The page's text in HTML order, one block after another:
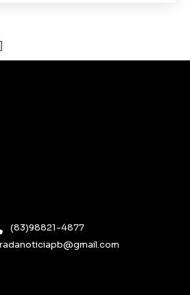
(83)98821-4877